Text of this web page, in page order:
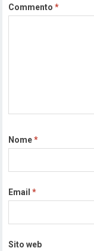
Commento*
Nome*
Email*
Sito web